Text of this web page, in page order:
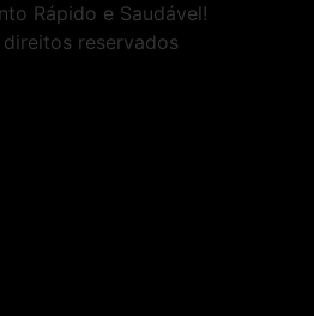
Rápido e Saudável!
reservados